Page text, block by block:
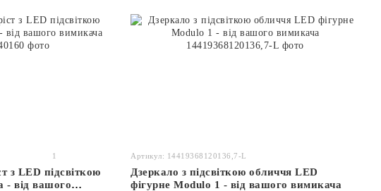
1
з LED підсвіткою
- від вашого
Артикул: 14419368120136,7-L
Дзеркало з підсвіткою обличчя LED
фігурне Modulo 1 - від вашого вимикача